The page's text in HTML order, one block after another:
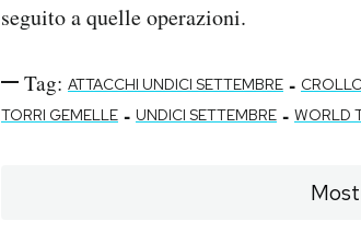
seguito a quelle operazioni.
Tag: ATTACCHI UNDICI SETTEMBRE -
TORRI GEMELLE - UNDICI SETTEMBRE - WORLD